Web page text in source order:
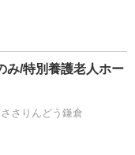
み/特別養護老人ホー
さりんどう鎌倉